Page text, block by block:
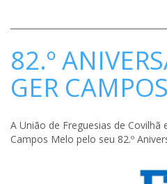
82.º
GER
A União de Freguesias de Covilhã
Campos Melo pelo seu 82.º